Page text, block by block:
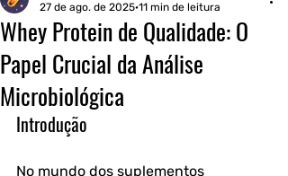
Whey Protein de Qualidade: O
Papel Crucial da Análise
Microbiológica
27 de ago. de 2025 11 min de leitura
Introdução
No mundo dos suplementos